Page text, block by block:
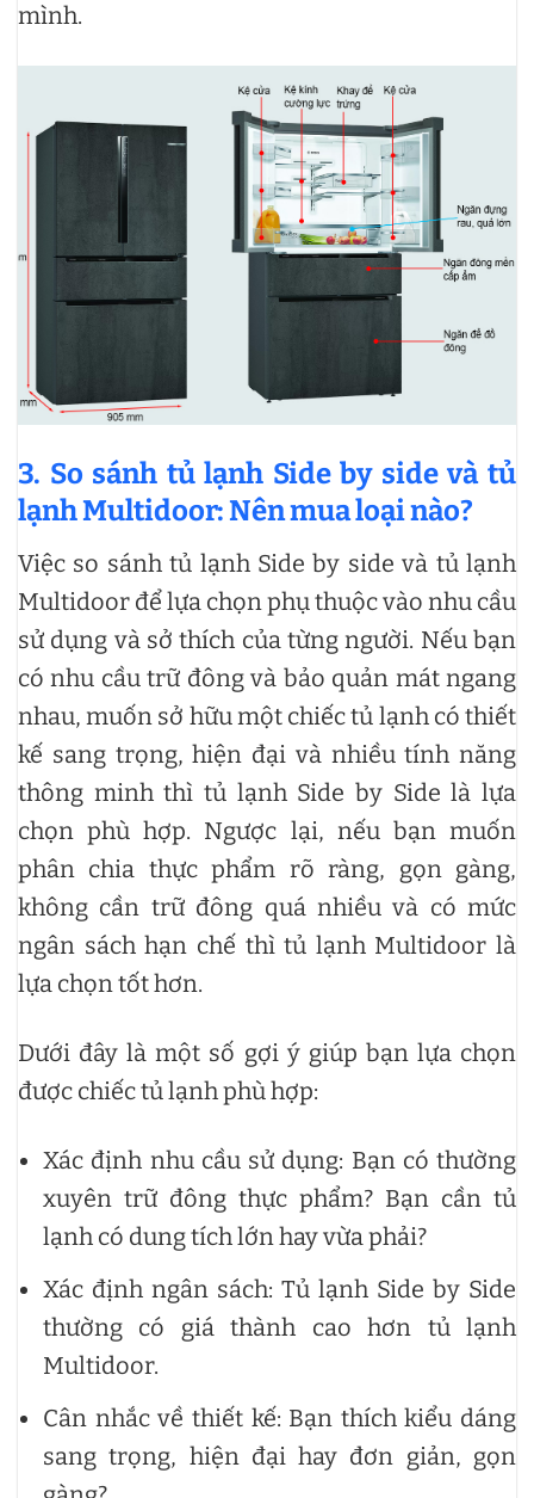
mình.
3. So sánh tủ lạnh Side by side và tủ
lạnh Multidoor: Nên mua loại nào?
Việc so sánh tủ lạnh Side by side và tủ lạnh
Multidoor để lựa chọn phụ thuộc vào nhu cầu
sử dụng và sở thích của từng người. Nếu bạn
có nhu cầu trữ đông và bảo quản mát ngang
nhau, muốn sở hữu một chiếc tủ lạnh có thiết
kế sang trọng, hiện đại và nhiều tính năng
thông minh thì tủ lạnh Side by Side là lựa
chọn phù hợp. Ngược lại, nếu bạn muốn
phân chia thực phẩm rõ ràng, gọn gàng,
không cần trữ đông quá nhiều và có mức
ngân sách hạn chế thì tủ lạnh Multidoor là
lựa chọn tốt hơn.
Dưới đây là một số gợi ý giúp bạn lựa chọn
được chiếc tủ lạnh phù hợp:
Xác định nhu cầu sử dụng: Bạn có thường
xuyên trữ đông thực phẩm? Bạn cần tủ
lạnh có dung tích lớn hay vừa phải?
Xác định ngân sách: Tủ lạnh Side by Side
thường có giá thành cao hơn tủ lạnh
Multidoor.
Cân nhắc về thiết kế: Bạn thích kiểu dáng
sang trọng, hiện đại hay đơn giản, gọn